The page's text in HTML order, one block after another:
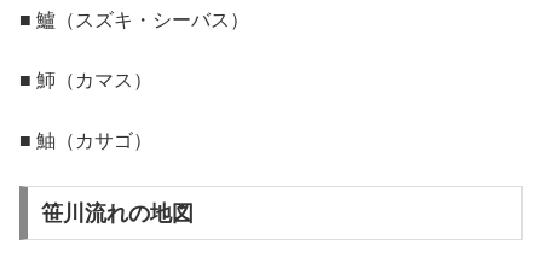
■ 鱸（スズキ・シーバス）
■ 魳（カマス）
■ 鮋（カサゴ）
笹川流れの地図